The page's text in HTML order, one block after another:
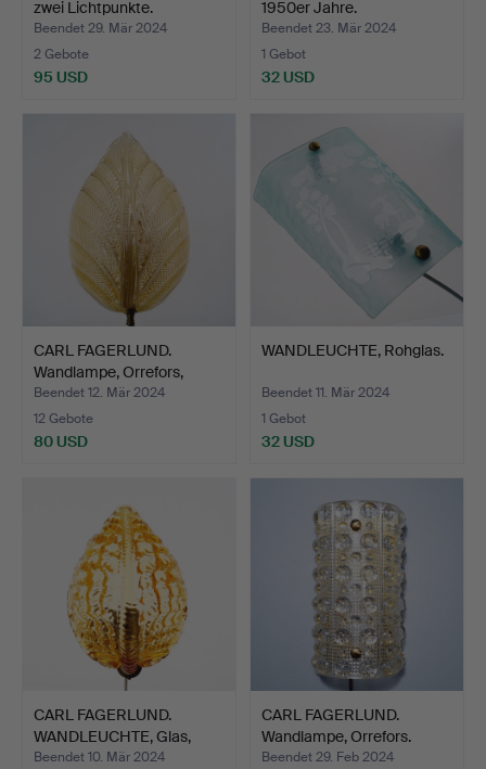
zwei Lichtpunkte.
Beendet 29. Mär 2024
2 Gebote
95 USD
1950er Jahre.
Beendet 23. Mär 2024
1 Gebot
32 USD
CARL FAGERLUND.
Wandlampe, Orrefors,
Model…
Beendet 12. Mär 2024
12 Gebote
80 USD
WANDLEUCHTE, Rohglas.
Beendet 11. Mär 2024
1 Gebot
32 USD
CARL FAGERLUND.
WANDLEUCHTE, Glas,
Orrefor…
Beendet 10. Mär 2024
CARL FAGERLUND.
Wandlampe, Orrefors.
Beendet 29. Feb 2024